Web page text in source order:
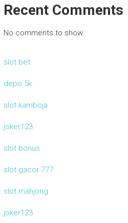
Recent Comments
No comments to show.
slot bet
depo 5k
slot kamboja
joker123
slot bonus
slot gacor 777
slot mahjong
joker123